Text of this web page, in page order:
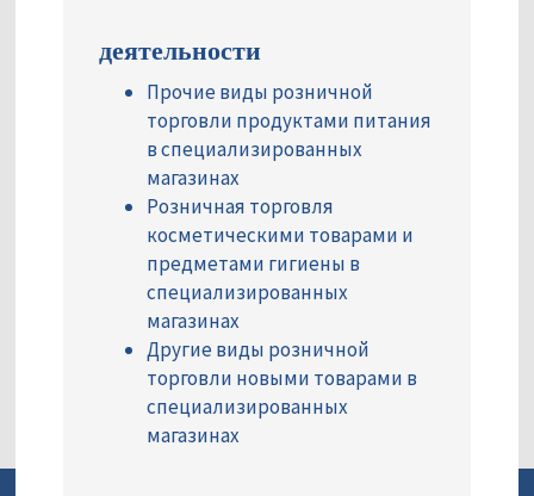
деятельности
Прочие виды розничной
торговли продуктами питания
в специализированных
магазинах
Розничная торговля
косметическими товарами и
предметами гигиены в
специализированных
магазинах
Другие виды розничной
торговли новыми товарами в
специализированных
магазинах